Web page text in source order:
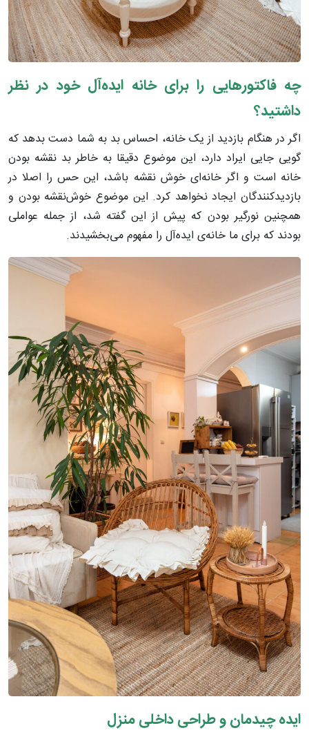
چه فاکتورهایی را برای خانه ایده‌آل خود در نظر
داشتید؟
اگر در هنگام بازدید از یک خانه، احساس بد به شما دست بدهد که
گویی جایی ایراد دارد، این موضوع دقیقا به خاطر بد نقشه بودن
خانه است و اگر خانه‌ای خوش نقشه باشد، این حس را اصلا در
بازدیدکنندگان ایجاد نخواهد کرد. این موضوع خوش‌نقشه بودن و
همچنین نورگیر بودن که پیش از این گفته شد، از جمله عواملی
بودند که برای ما خانه‌ی ایده‌آل را مفهوم می‌بخشیدند.
ایده چیدمان و طراحی داخلی منزل